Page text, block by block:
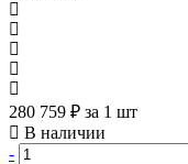
280 759 ₽ за 1 шт
В наличии
-